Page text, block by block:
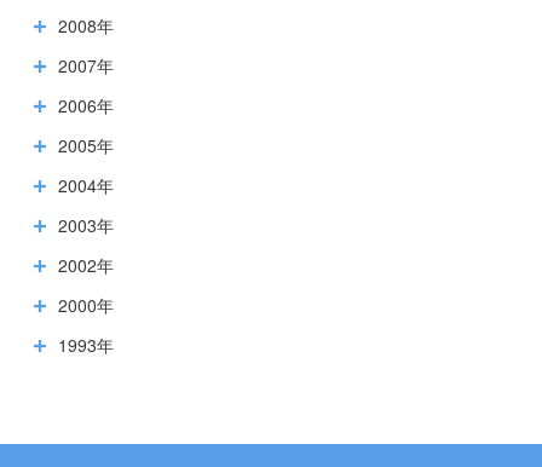
2008年
2007年
2006年
2005年
2004年
2003年
2002年
2000年
1993年